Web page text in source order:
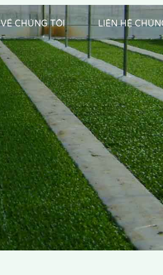
VỀ CHÚNG TÔI LIÊN HỆ